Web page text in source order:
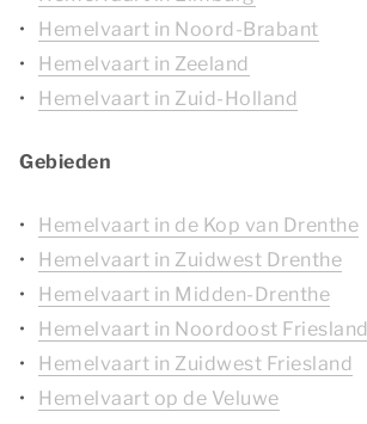
Hemelvaart in Noord-Brabant
Hemelvaart in Zeeland
Hemelvaart in Zuid-Holland
Gebieden
Hemelvaart in de Kop van Drenthe
Hemelvaart in Zuidwest Drenthe
Hemelvaart in Midden-Drenthe
Hemelvaart in Noordoost Friesland
Hemelvaart in Zuidwest Friesland
Hemelvaart op de Veluwe